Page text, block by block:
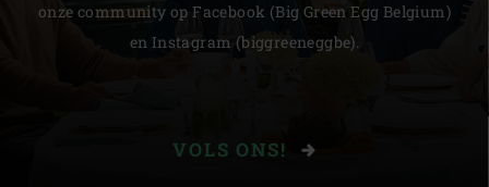
onze community op Facebook (Big Green Egg Belgium)
en Instagram (biggreeneggbe).
VOLS ONS!